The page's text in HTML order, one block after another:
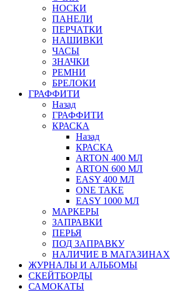
НОСКИ
ПАНЕЛИ
ПЕРЧАТКИ
НАШИВКИ
ЧАСЫ
ЗНАЧКИ
РЕМНИ
БРЕЛОКИ
ГРАФФИТИ
Назад
ГРАФФИТИ
КРАСКА
Назад
КРАСКА
ARTON 400 МЛ
ARTON 600 МЛ
EASY 400 МЛ
ONE TAKE
EASY 1000 МЛ
МАРКЕРЫ
ЗАПРАВКИ
ПЕРЬЯ
ПОД ЗАПРАВКУ
НАЛИЧИЕ В МАГАЗИНАХ
ЖУРНАЛЫ И АЛЬБОМЫ
СКЕЙТБОРДЫ
САМОКАТЫ